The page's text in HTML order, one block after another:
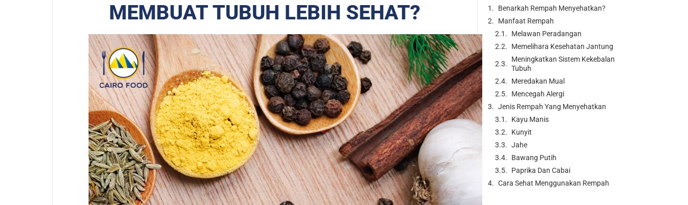
MEMBUAT TUBUH LEBIH SEHAT?
Benarkah Rempah Menyehatkan?
Manfaat Rempah
Melawan Peradangan
Memelihara Kesehatan Jantung
Meningkatkan Sistem Kekebalan
Tubuh
Meredakan Mual
Mencegah Alergi
Jenis Rempah Yang Menyehatkan
Kayu Manis
Kunyit
Jahe
Bawang Putih
Paprika Dan Cabai
Cara Sehat Menggunakan Rempah